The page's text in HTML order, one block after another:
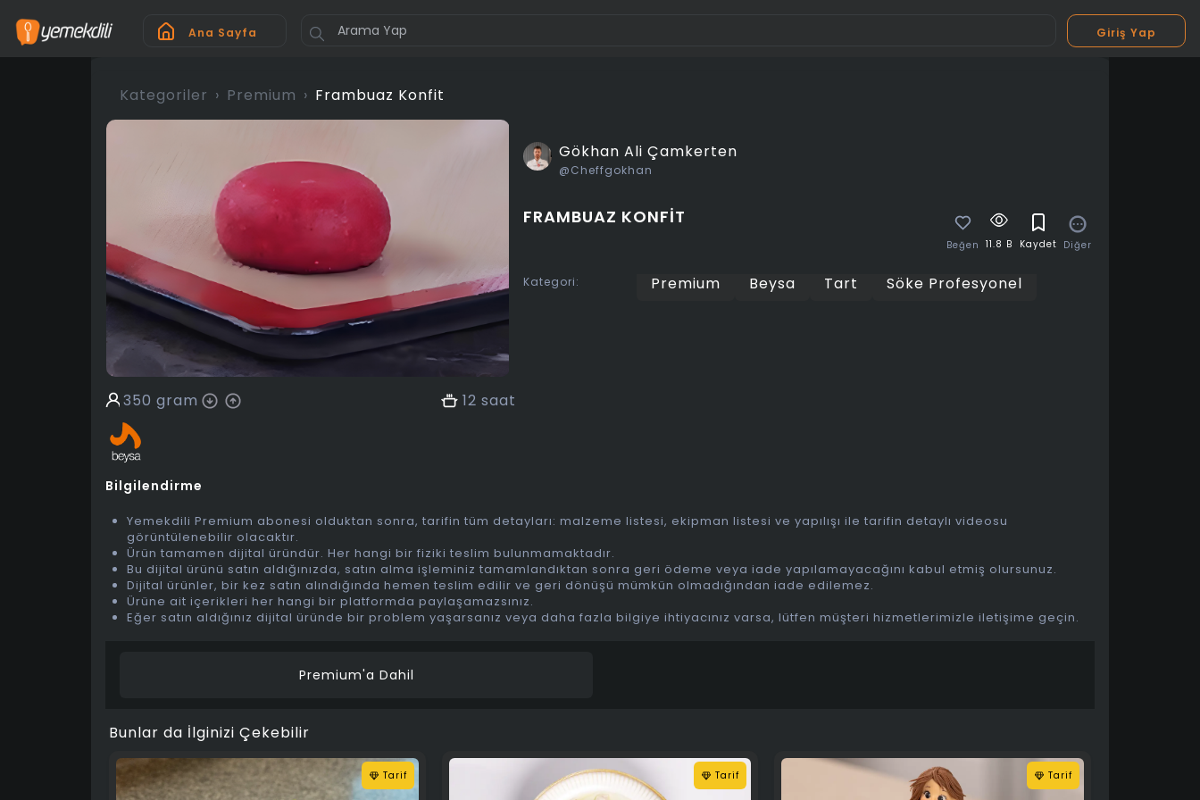
Ana Sayfa Giriş Yap
Kategoriler Premium Frambuaz Konfit
350 gram 12 saat
Gökhan Ali Çamkerten
@Cheffgokhan
FRAMBUAZ KONFIT
Beğen 11.8 B Kaydet Diğer
Kategori: Premium Beysa Tart Söke Profesyonel
Bilgilendirme
Yemekdili Premium abonesi olduktan sonra, tarifin tüm detayları: malzeme listesi, ekipman listesi ve yapılışı ile tarifin detaylı videosu
görüntülenebilir olacaktır.
Ürün tamamen dijital üründür. Her hangi bir fiziki teslim bulunmamaktadır.
Bu dijital ürünü satın aldığınızda, satın alma işleminiz tamamlandıktan sonra geri ödeme veya iade yapılamayacağını kabul etmiş olursunuz.
Dijital ürünler, bir kez satın alındığında hemen teslim edilir ve geri dönüşü mümkün olmadığından iade edilemez.
Ürüne ait içerikleri her hangi bir platformda paylaşamazsınız.
Eğer satın aldığınız dijital üründe bir problem yaşarsanız veya daha fazla bilgiye ihtiyacınız varsa, lütfen müşteri hizmetlerimizle iletişime geçin.
Premium'a Dahil
Bunlar da İlginizi Çekebilir
Tarif Tarif Tarif